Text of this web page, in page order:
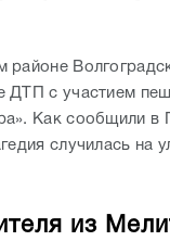
районе
ДТП с участием
Как сообщили в
случилась
из